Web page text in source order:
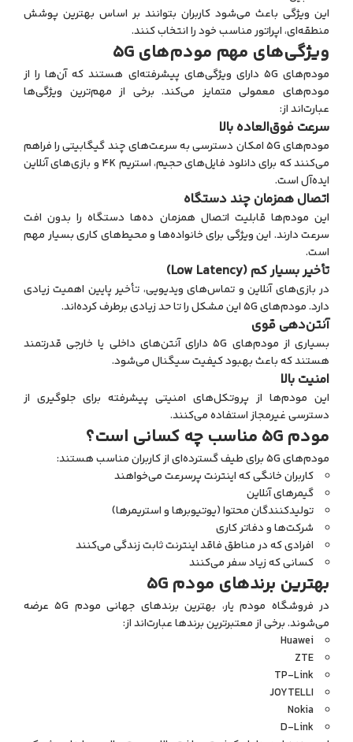
این ویژگی باعث می‌شود کاربران بتوانند بر اساس بهترین پوشش
منطقه‌ای، اپراتور مناسب خود را انتخاب کنند.
ویژگی‌های مهم مودم‌های 5G
مودم‌های 5G دارای ویژگی‌های پیشرفته‌ای هستند که آن‌ها را از
مودم‌های معمولی متمایز می‌کند. برخی از مهم‌ترین ویژگی‌ها
عبارت‌اند از:
سرعت فوق‌العاده بالا
مودم‌های 5G امکان دسترسی به سرعت‌های چند گیگابیتی را فراهم
می‌کنند که برای دانلود فایل‌های حجیم، استریم 4K و بازی‌های آنلاین
ایده‌آل است.
اتصال همزمان چند دستگاه
این مودم‌ها قابلیت اتصال همزمان ده‌ها دستگاه را بدون افت
سرعت دارند. این ویژگی برای خانواده‌ها و محیط‌های کاری بسیار مهم
است.
تأخیر بسیار کم (Low Latency)
در بازی‌های آنلاین و تماس‌های ویدیویی، تأخیر پایین اهمیت زیادی
دارد. مودم‌های 5G این مشکل را تا حد زیادی برطرف کرده‌اند.
آنتن‌دهی قوی
بسیاری از مودم‌های 5G دارای آنتن‌های داخلی یا خارجی قدرتمند
هستند که باعث بهبود کیفیت سیگنال می‌شود.
امنیت بالا
این مودم‌ها از پروتکل‌های امنیتی پیشرفته برای جلوگیری از
دسترسی غیرمجاز استفاده می‌کنند.
مودم 5G مناسب چه کسانی است؟
مودم‌های 5G برای طیف گسترده‌ای از کاربران مناسب هستند:
کاربران خانگی که اینترنت پرسرعت می‌خواهند
گیمرهای آنلاین
تولیدکنندگان محتوا (یوتیوبرها و استریمرها)
شرکت‌ها و دفاتر کاری
افرادی که در مناطق فاقد اینترنت ثابت زندگی می‌کنند
کسانی که زیاد سفر می‌کنند
بهترین برندهای مودم 5G
در فروشگاه مودم یار، بهترین برندهای جهانی مودم 5G عرضه
می‌شوند. برخی از معتبرترین برندها عبارت‌اند از:
Huawei
ZTE
TP-Link
JOYTELLI
Nokia
D-Link